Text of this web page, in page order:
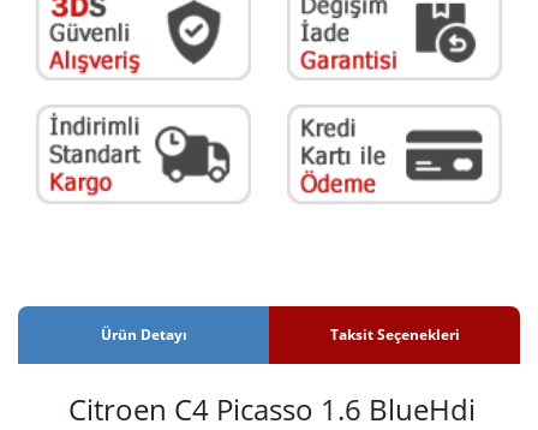
Ürün Detayı Taksit Seçenekleri
Citroen C4 Picasso 1.6 BlueHdi